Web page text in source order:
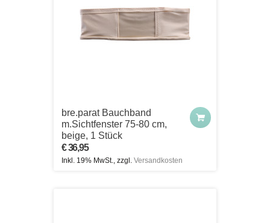
bre.parat Bauchband
m.Sichtfenster 75-80 cm,
beige, 1 Stück
€ 36,95
Inkl. 19% MwSt., zzgl. Versandkosten